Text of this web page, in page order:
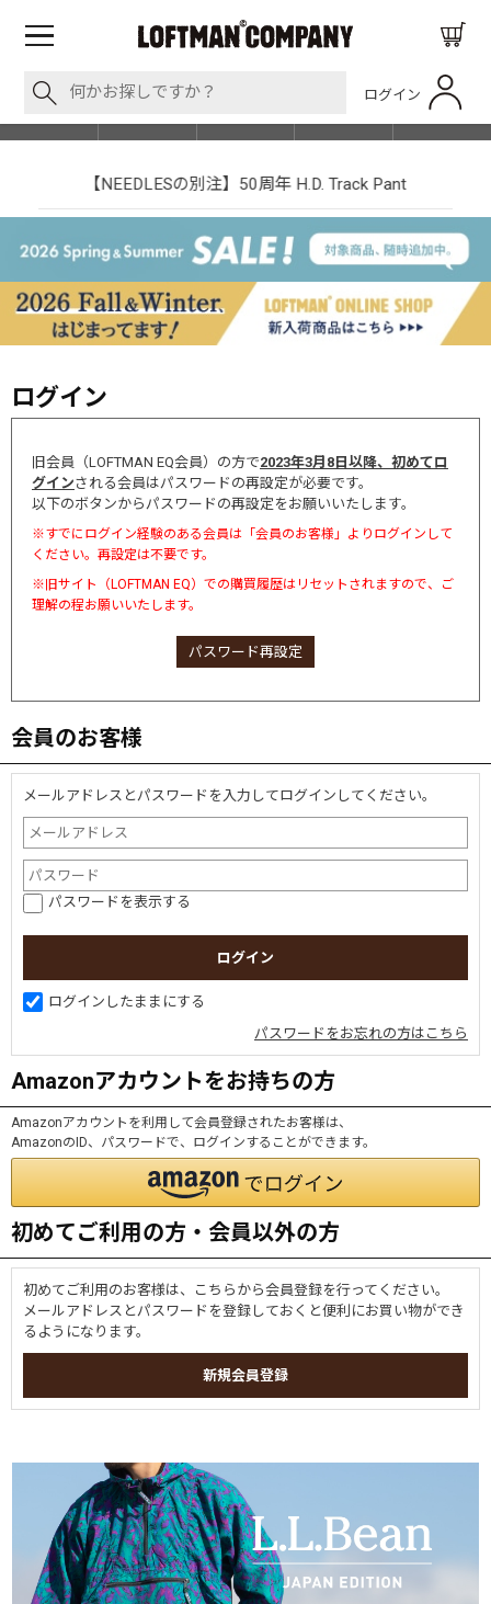
ログイン
SHOP LIST
【NEEDLESの別注】50周年 H.D. Track Pant
ログイン
旧会員（LOFTMAN EQ会員）の方で2023年3月8日以降、初めてロ
グインされる会員はパスワードの再設定が必要です。
以下のボタンからパスワードの再設定をお願いいたします。
※すでにログイン経験のある会員は「会員のお客様」よりログインして
ください。再設定は不要です。
※旧サイト（LOFTMAN EQ）での購買履歴はリセットされますので、ご
理解の程お願いいたします。
パスワード再設定
会員のお客様
メールアドレスとパスワードを入力してログインしてください。
パスワードを表示する
ログインしたままにする
パスワードをお忘れの方はこちら
Amazonアカウントをお持ちの方
Amazonアカウントを利用して会員登録されたお客様は、
AmazonのID、パスワードで、ログインすることができます。
初めてご利用の方・会員以外の方
初めてご利用のお客様は、こちらから会員登録を行ってください。
メールアドレスとパスワードを登録しておくと便利にお買い物ができ
るようになります。